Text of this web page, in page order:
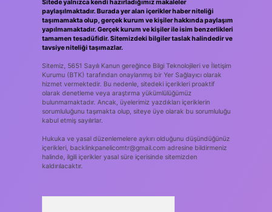
Sitede yalnızca kendi hazırladığımız makaleler
paylaşılmaktadır. Burada yer alan içerikler haber niteliği
taşımamakta olup, gerçek kurum ve kişiler hakkında paylaşım
yapılmamaktadır. Gerçek kurum ve kişiler ile isim benzerlikleri
tamamen tesadüfidir. Sitemizdeki bilgiler taslak halindedir ve
tavsiye niteliği taşımazlar.
Sitemiz, 5651 Sayılı Kanun gereğince Bilgi Teknolojileri ve İletişim
Kurumu (BTK) tarafından onaylanmış bir Yer Sağlayıcı olarak
hizmet vermektedir. Bu nedenle, sitedeki içerikleri proaktif
olarak denetleme veya araştırma yükümlülüğümüz
bulunmamaktadır. Ancak, üyelerimiz yazdıkları içeriklerin
sorumluluğunu taşımakta olup, siteye üye olarak bu sorumluluğu
kabul etmiş sayılırlar.
Hukuka ve yasal düzenlemelere aykırı olduğunu düşündüğünüz
içerikleri, backlinkpanelicomtr@gmail.comadresine bildirmeniz
halinde, ilgili içerikler yasal süre içerisinde sitemizden
kaldırılacaktır.